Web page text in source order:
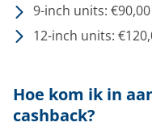
9-inch units: €90,00
12-inch units:
Hoe kom ik in
cashback?